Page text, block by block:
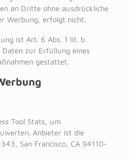
an Dritte ohne ausdrückliche
Werbung, erfolgt nicht.
ist Art. 6 Abs. 1 lit. b
Daten zur Erfüllung eines
gestattet.
Tool Stats, um
Anbieter ist die
San Francisco, CA 94110-